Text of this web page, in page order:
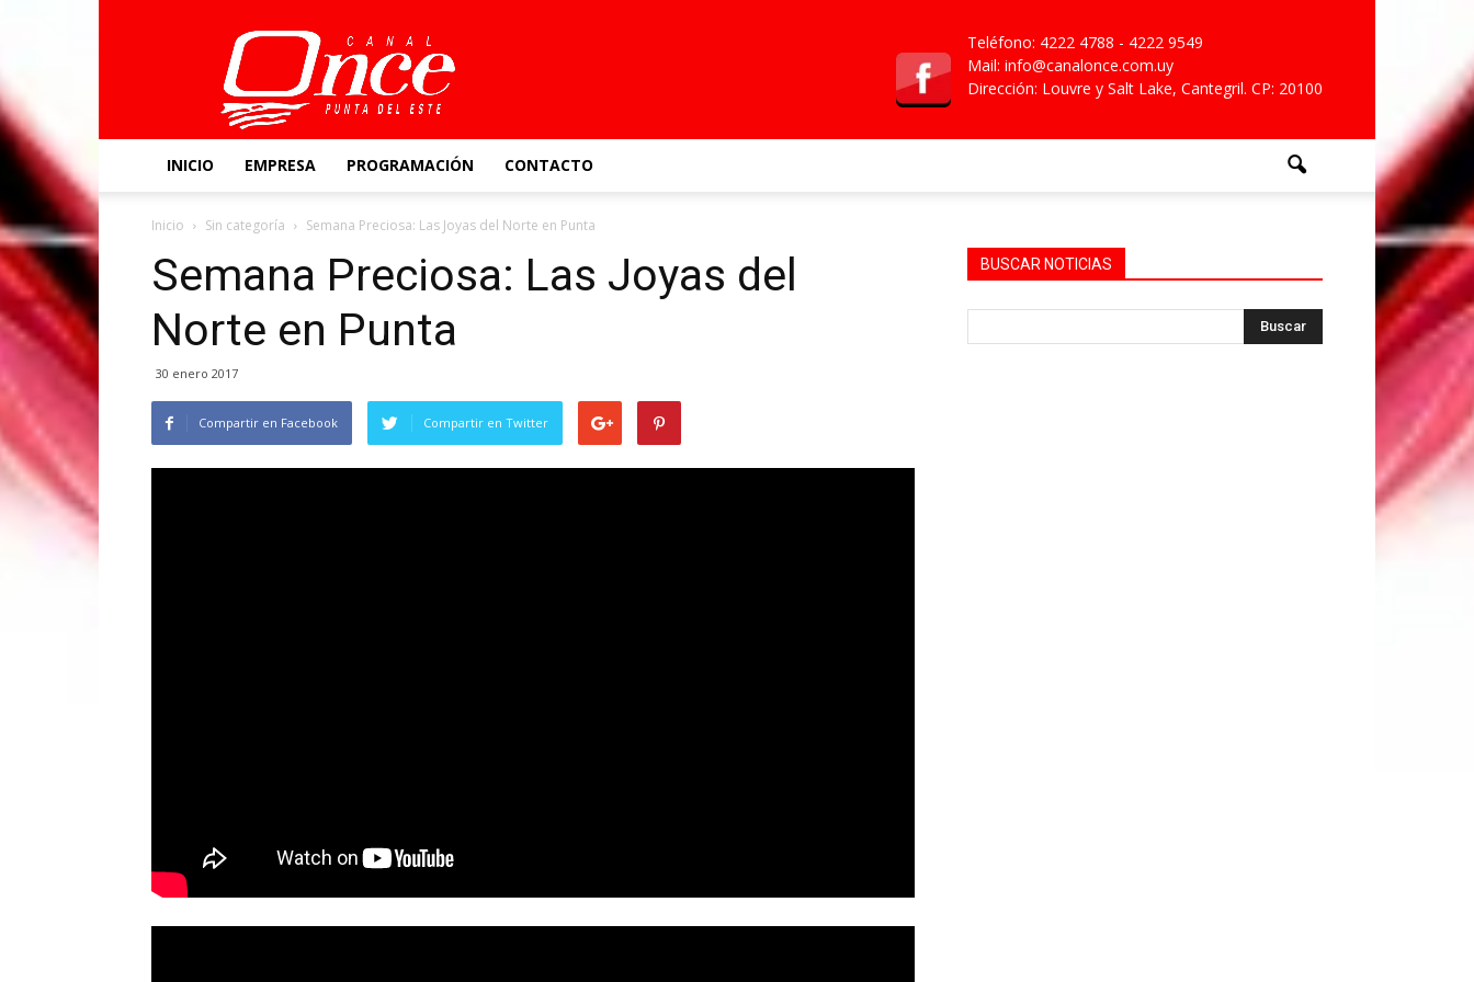
Canal
Once
Teléfono: 4222 4788 - 4222 9549
Mail: info@canalonce.com.uy
Dirección: Louvre y Salt Lake, Cantegril. CP: 20100
INICIO EMPRESA PROGRAMACIÓN CONTACTO
Inicio Sin categoría Semana Preciosa: Las Joyas del Norte en Punta
Semana Preciosa: Las Joyas del
Norte en Punta
30 enero 2017
Compartir en Facebook Compartir en Twitter
BUSCAR NOTICIAS